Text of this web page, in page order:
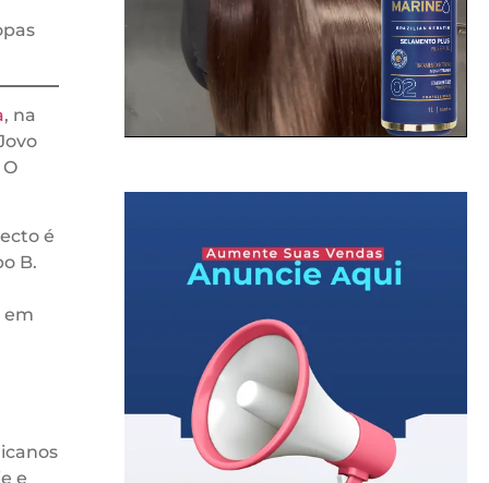
, na
é
B.
em
e